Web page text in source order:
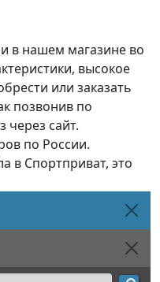
в нашем магазине во
высокое
или заказать
позвонив по
через сайт.
по России.
в Спортприват, это